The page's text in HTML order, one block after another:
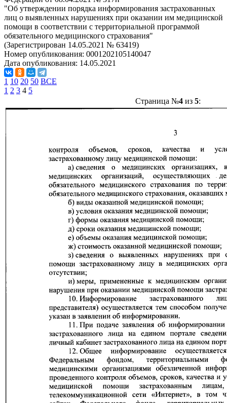
"Об утверждении порядка информирования застрахованных
лиц о выявленных нарушениях при оказании им медицинской
помощи в соответствии с территориальной программой
обязательного медицинского страхования"
(Зарегистрирован 14.05.2021 № 63419)
Номер опубликования: 0001202105140047
Дата опубликования: 14.05.2021
1 10 20 50 ВСЕ
1 2 3 4 5
Страница №4из 5: